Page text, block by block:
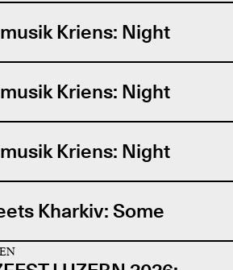
Kriens: Night
Kriens: Night
Kriens: Night
Kharkiv: Some